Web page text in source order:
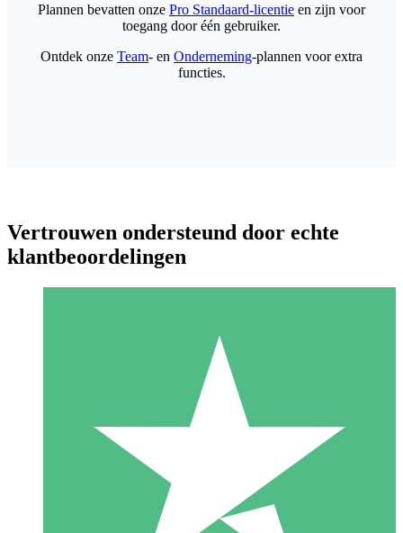
Individuele Creditpakketten
Betaal per gebruik met downloadtegoeden. Geen maandelijkse
1000
Plannen bevatten onze Pro Standaard-licentie en zijn voor
toegang door één gebruiker.
Ontdek onze Team- en Onderneming-plannen voor extra
functies.
Vertrouwen ondersteund door echte
klantbeoordelingen